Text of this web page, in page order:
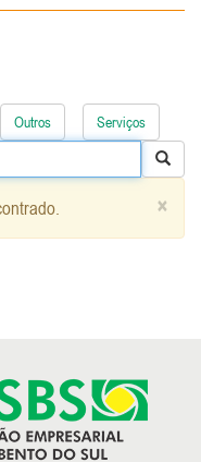
Outros Serviços
×